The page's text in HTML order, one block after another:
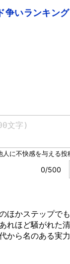
いランキング